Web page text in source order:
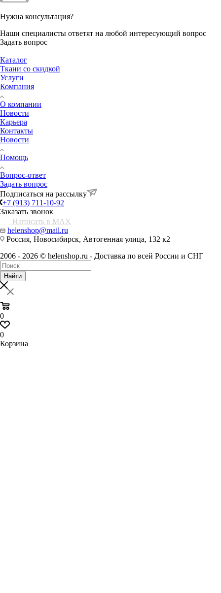
Нужна консультация?
Наши специалисты ответят на любой интересующий вопрос
Задать вопрос
Каталог
Ткани со скидкой
Услуги
Компания
О компании
Новости
Карьера
Контакты
Новости
Помощь
Вопрос-ответ
Задать вопрос
Подписаться на рассылку
+7 (913) 711-10-92
Заказать звонок
Написать в MAX
helenshop@mail.ru
Россия, Новосибирск, Автогенная улица, 132 к2
2006 - 2026 © helenshop.ru - Доставка по всей России и СНГ
Найти
0
0
Корзина